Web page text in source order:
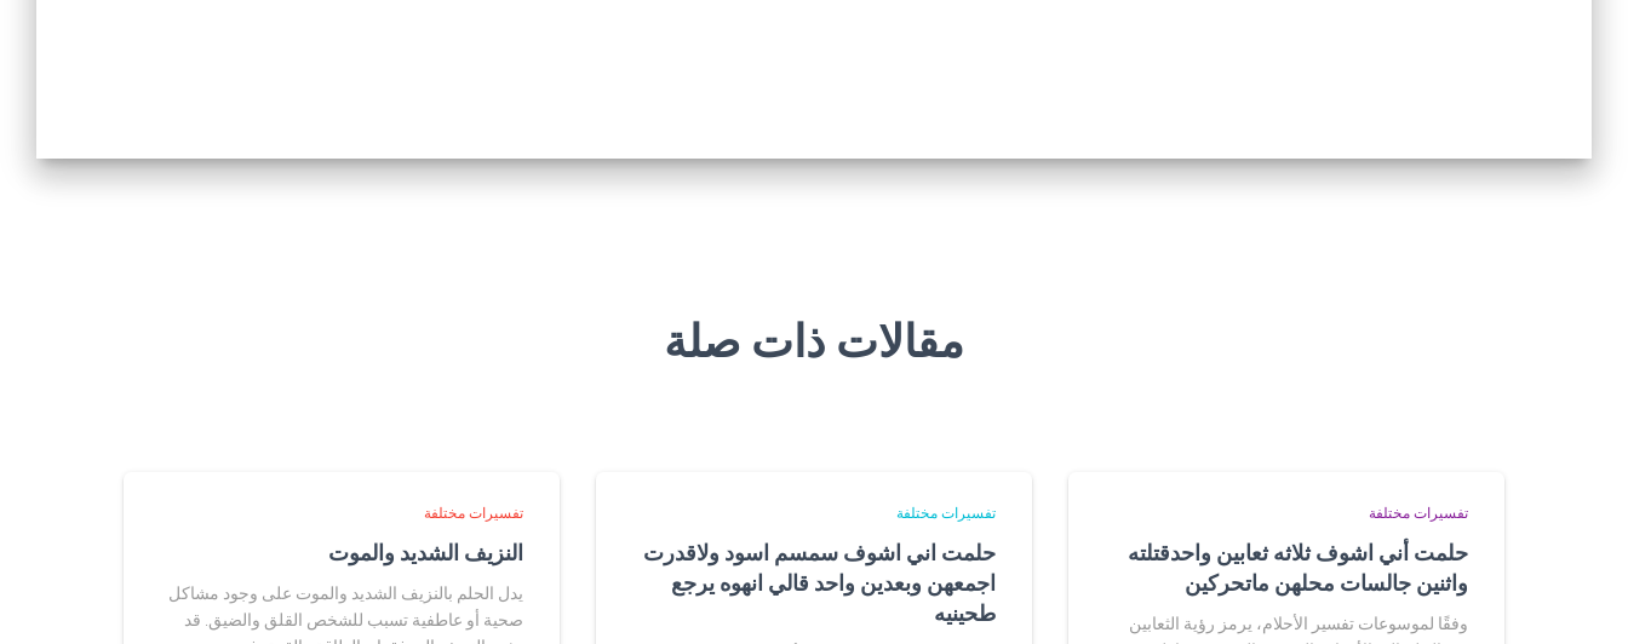
مقالات ذات صلة
تفسيرات مختلفة
حلمت أني اشوف ثلاثه ثعابين واحدقتلته
واثنين جالسات محلهن ماتحركين
وفقًا لموسوعات تفسير الأحلام، يرمز رؤية الثعابين
تفسيرات مختلفة
حلمت اني اشوف سمسم اسود ولاقدرت
اجمعهن وبعدين واحد قالي انهوه يرجع
طحينيه
تفسيرات مختلفة
النزيف الشديد والموت
يدل الحلم بالنزيف الشديد والموت على وجود مشاكل
صحية أو عاطفية تسبب للشخص القلق والضيق. قد